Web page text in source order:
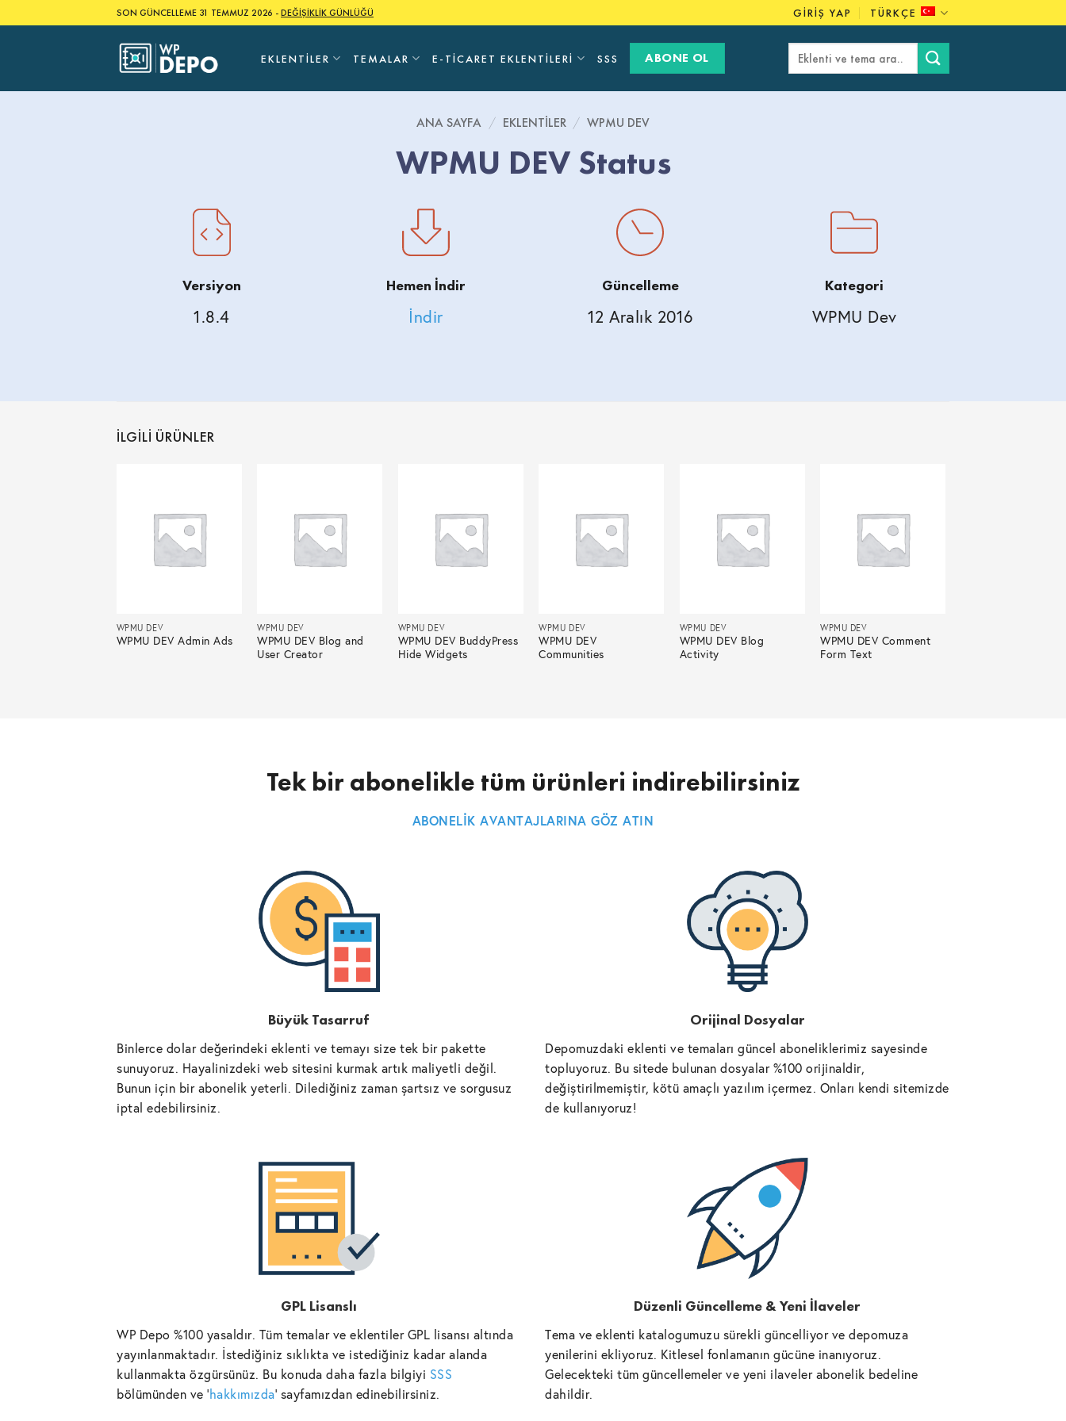
to
SON GÜNCELLEME 31 TEMMUZ 2026 -DEĞİŞİKLİK GÜNLÜĞÜ GIRIŞ YAP TÜRKÇE
EKLENTILER TEMALAR E-TICARET EKLENTILERI SSS ABONE OL Ara:
ANA SAYFA / EKLENTILER / WPMU DEV
WPMU DEV Status
Versiyon
1.8.4
Hemen İndir
İndir
Güncelleme
12 Aralık 2016
Kategori
WPMU Dev
İLGILI ÜRÜNLER
WPMU DEV
WPMU DEV Admin Ads
WPMU DEV
WPMU DEV Blog and
User Creator
WPMU DEV
WPMU DEV BuddyPress
Hide Widgets
WPMU DEV
WPMU DEV
Communities
WPMU DEV
WPMU DEV Blog
Activity
WPMU DEV
WPMU DEV Comment
Form Text
Tek bir abonelikle tüm ürünleri indirebilirsiniz
ABONELİK AVANTAJLARINA GÖZ ATIN
Büyük Tasarruf
Binlerce dolar değerindeki eklenti ve temayı size tek bir pakette
sunuyoruz. Hayalinizdeki web sitesini kurmak artık maliyetli değil.
Bunun için bir abonelik yeterli. Dilediğiniz zaman şartsız ve sorgusuz
iptal edebilirsiniz.
Orijinal Dosyalar
Depomuzdaki eklenti ve temaları güncel aboneliklerimiz sayesinde
topluyoruz. Bu sitede bulunan dosyalar %100 orijinaldir,
değiştirilmemiştir, kötü amaçlı yazılım içermez. Onları kendi sitemizde
de kullanıyoruz!
GPL Lisanslı
WP Depo %100 yasaldır. Tüm temalar ve eklentiler GPL lisansı altında
yayınlanmaktadır. İstediğiniz sıklıkta ve istediğiniz kadar alanda
kullanmakta özgürsünüz. Bu konuda daha fazla bilgiyi SSS
bölümünden ve 'hakkımızda' sayfamızdan edinebilirsiniz.
Düzenli Güncelleme & Yeni İlaveler
Tema ve eklenti katalogumuzu sürekli güncelliyor ve depomuza
yenilerini ekliyoruz. Kitlesel fonlamanın gücüne inanıyoruz.
Gelecekteki tüm güncellemeler ve yeni ilaveler abonelik bedeline
dahildir.